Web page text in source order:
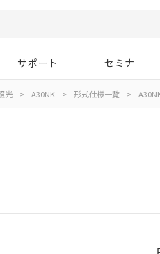
サポート セミナ
光 > A30NK > 形式仕様一覧 >